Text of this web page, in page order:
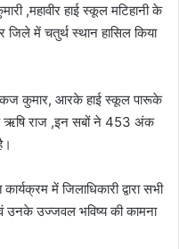
,महावीर हाई स्कूल मटिहानी के
में चतुर्थ स्थान हासिल किया
कुमार, आरके हाई स्कूल पारूके
राज ,इन सबों ने 453 अंक
में जिलाधिकारी द्वारा सभी
उनके उज्जवल भविष्य की कामना